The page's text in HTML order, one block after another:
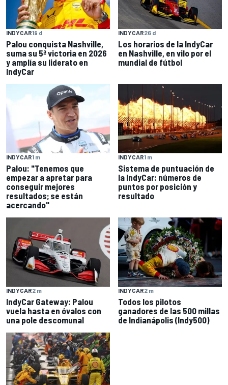
INDYCAR19 d
Palou conquista Nashville,
suma su 5ª victoria en 2026
y amplía su liderato en
IndyCar
INDYCAR26 d
Los horarios de la IndyCar
en Nashville, en vilo por el
mundial de fútbol
INDYCAR1 m
Palou: "Tenemos que
empezar a apretar para
conseguir mejores
resultados; se están
acercando"
INDYCAR1 m
Sistema de puntuación de
la IndyCar: números de
puntos por posición y
resultado
INDYCAR2 m
IndyCar Gateway: Palou
vuela hasta en óvalos con
una pole descomunal
INDYCAR2 m
Todos los pilotos
ganadores de las 500 millas
de Indianápolis (Indy500)